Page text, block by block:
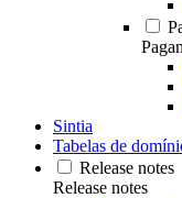
Sintia
Tabelas de
Release notes
Release notes